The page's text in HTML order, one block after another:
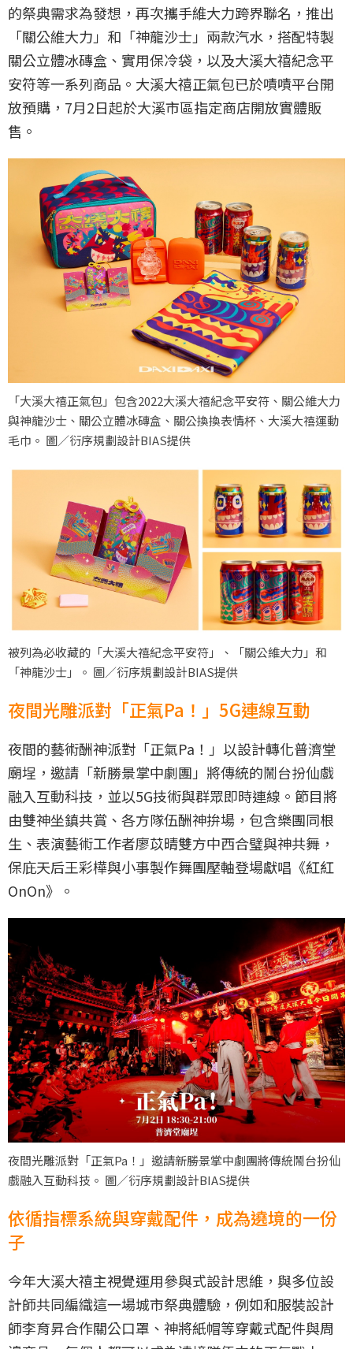
的祭典需求為發想，再次攜手維大力跨界聯名，推出
「關公維大力」和「神龍沙士」兩款汽水，搭配特製
關公立體冰磚盒、實用保冷袋，以及大溪大禧紀念平
安符等一系列商品。大溪大禧正氣包已於嘖嘖平台開
放預購，7月2日起於大溪市區指定商店開放實體販
售。
「大溪大禧正氣包」包含2022大溪大禧紀念平安符​、關公維大力
與神龍沙士、關公立體冰磚盒、關公換換表情杯​、大溪大禧運動
毛巾​。 圖／衍序規劃設計BIAS提供
被列為必收藏的「大溪大禧紀念平安符」、「關公維大力」和
「神龍沙士」。 圖／衍序規劃設計BIAS提供
夜間光雕派對「正氣Pa！」5G連線互動
夜間的藝術酬神派對「正氣Pa！」以設計轉化普濟堂
廟埕，邀請「新勝景掌中劇團」將傳統的鬧台扮仙戲
融入互動科技，並以5G技術與群眾即時連線。節目將
由雙神坐鎮共賞、各方隊伍酬神拚場，包含樂團同根
生、表演藝術工作者廖苡晴雙方中西合璧與神共舞，
保庇天后王彩樺與小事製作舞團壓軸登場獻唱《紅紅
OnOn》。
夜間光雕派對「正氣Pa！」邀請新勝景掌中劇團將傳統鬧台扮仙
戲融入互動科技。 圖／衍序規劃設計BIAS提供
依循指標系統與穿戴配件，成為遶境的一份
子
今年大溪大禧主視覺運用參與式設計思維，與多位設
計師共同編織這一場城市祭典體驗，例如和服裝設計
師李育昇合作關公口罩、神將紙帽等穿戴式配件與周